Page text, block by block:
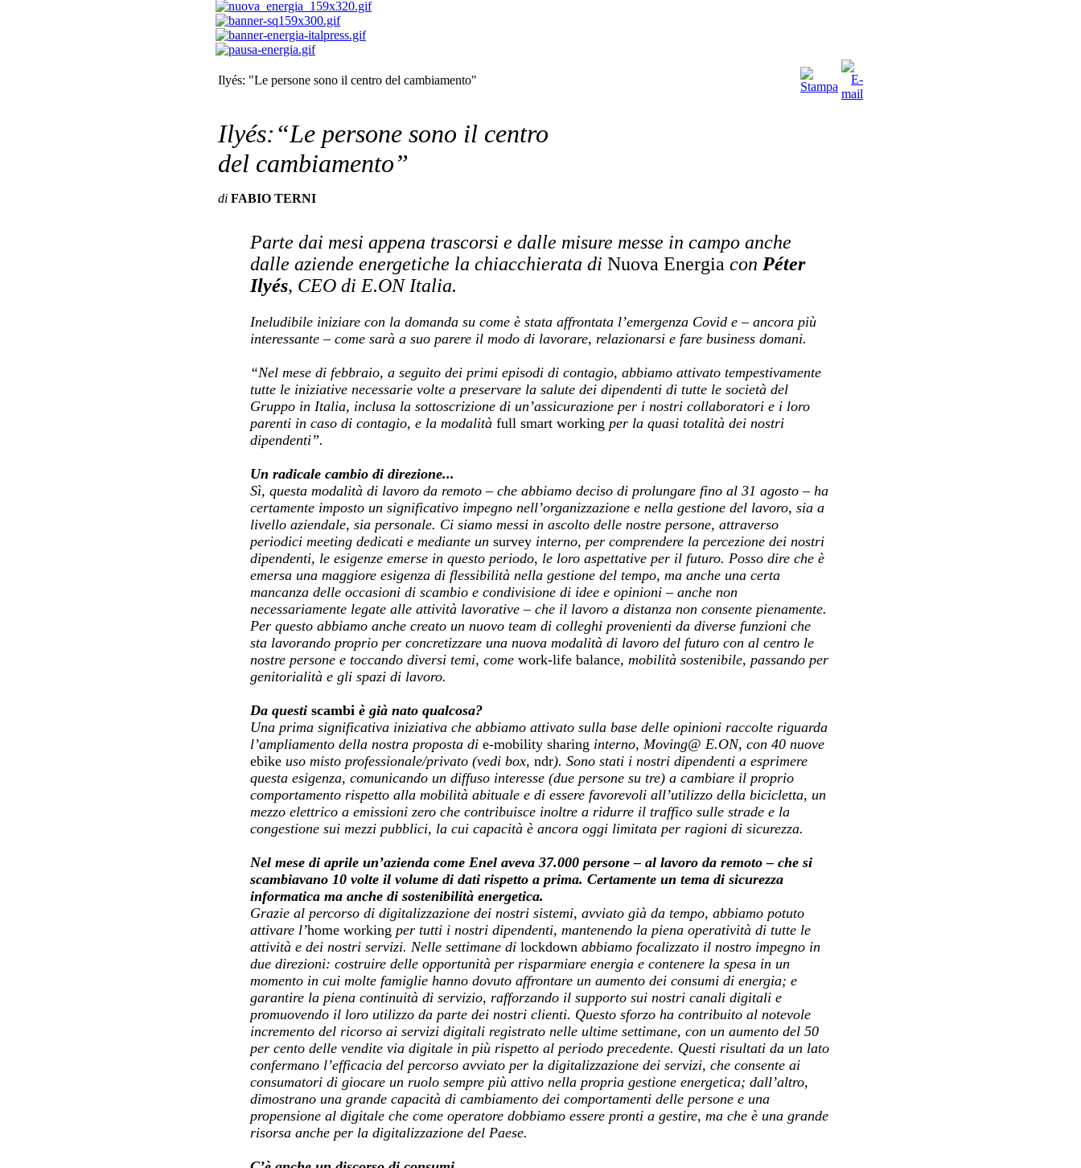
Ilyés: "Le persone sono il centro del cambiamento"
Ilyés:“Le persone sono il centro
del cambiamento”
di FABIO TERNI
Parte dai mesi appena trascorsi e dalle misure messe in campo anche
dalle aziende energetiche la chiacchierata di Nuova Energia con Péter
Ilyés, CEO di E.ON Italia.
Ineludibile iniziare con la domanda su come è stata affrontata l’emergenza Covid e – ancora più
interessante – come sarà a suo parere il modo di lavorare, relazionarsi e fare business domani.
“Nel mese di febbraio, a seguito dei primi episodi di contagio, abbiamo attivato tempestivamente
tutte le iniziative necessarie volte a preservare la salute dei dipendenti di tutte le società del
Gruppo in Italia, inclusa la sottoscrizione di un’assicurazione per i nostri collaboratori e i loro
parenti in caso di contagio, e la modalità full smart working per la quasi totalità dei nostri
dipendenti”.
Un radicale cambio di direzione...
Sì, questa modalità di lavoro da remoto – che abbiamo deciso di prolungare fino al 31 agosto – ha
certamente imposto un significativo impegno nell’organizzazione e nella gestione del lavoro, sia a
livello aziendale, sia personale. Ci siamo messi in ascolto delle nostre persone, attraverso
periodici meeting dedicati e mediante un survey interno, per comprendere la percezione dei nostri
dipendenti, le esigenze emerse in questo periodo, le loro aspettative per il futuro. Posso dire che è
emersa una maggiore esigenza di flessibilità nella gestione del tempo, ma anche una certa
mancanza delle occasioni di scambio e condivisione di idee e opinioni – anche non
necessariamente legate alle attività lavorative – che il lavoro a distanza non consente pienamente.
Per questo abbiamo anche creato un nuovo team di colleghi provenienti da diverse funzioni che
sta lavorando proprio per concretizzare una nuova modalità di lavoro del futuro con al centro le
nostre persone e toccando diversi temi, come work-life balance, mobilità sostenibile, passando per
genitorialità e gli spazi di lavoro.
Da questi scambi è già nato qualcosa?
Una prima significativa iniziativa che abbiamo attivato sulla base delle opinioni raccolte riguarda
l’ampliamento della nostra proposta di e-mobility sharing interno, Moving@ E.ON, con 40 nuove
ebike uso misto professionale/privato (vedi box, ndr). Sono stati i nostri dipendenti a esprimere
questa esigenza, comunicando un diffuso interesse (due persone su tre) a cambiare il proprio
comportamento rispetto alla mobilità abituale e di essere favorevoli all’utilizzo della bicicletta, un
mezzo elettrico a emissioni zero che contribuisce inoltre a ridurre il traffico sulle strade e la
congestione sui mezzi pubblici, la cui capacità è ancora oggi limitata per ragioni di sicurezza.
Nel mese di aprile un’azienda come Enel aveva 37.000 persone – al lavoro da remoto – che si
scambiavano 10 volte il volume di dati rispetto a prima. Certamente un tema di sicurezza
informatica ma anche di sostenibilità energetica.
Grazie al percorso di digitalizzazione dei nostri sistemi, avviato già da tempo, abbiamo potuto
attivare l’home working per tutti i nostri dipendenti, mantenendo la piena operatività di tutte le
attività e dei nostri servizi. Nelle settimane di lockdown abbiamo focalizzato il nostro impegno in
due direzioni: costruire delle opportunità per risparmiare energia e contenere la spesa in un
momento in cui molte famiglie hanno dovuto affrontare un aumento dei consumi di energia; e
garantire la piena continuità di servizio, rafforzando il supporto sui nostri canali digitali e
promuovendo il loro utilizzo da parte dei nostri clienti. Questo sforzo ha contribuito al notevole
incremento del ricorso ai servizi digitali registrato nelle ultime settimane, con un aumento del 50
per cento delle vendite via digitale in più rispetto al periodo precedente. Questi risultati da un lato
confermano l’efficacia del percorso avviato per la digitalizzazione dei servizi, che consente ai
consumatori di giocare un ruolo sempre più attivo nella propria gestione energetica; dall’altro,
dimostrano una grande capacità di cambiamento dei comportamenti delle persone e una
propensione al digitale che come operatore dobbiamo essere pronti a gestire, ma che è una grande
risorsa anche per la digitalizzazione del Paese.